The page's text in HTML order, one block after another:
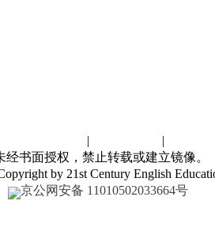
| |
书面授权，禁止转载或建立镜像。
by 21st Century English
京公网安备 11010502033664号